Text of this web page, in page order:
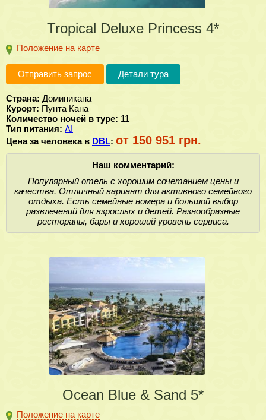
Tropical Deluxe Princess 4*
Положение на карте
Отправить запрос Детали тура
Страна: Доминикана
Курорт: Пунта Кана
Количество ночей в туре: 11
Тип питания: AI
Цена за человека в DBL: от 150 951 грн.
Наш комментарий:
Популярный отель с хорошим сочетанием цены и
качества. Отличный вариант для активного семейного
отдыха. Есть семейные номера и большой выбор
развлечений для взрослых и детей. Разнообразные
рестораны, бары и хороший уровень сервиса.
Ocean Blue & Sand 5*
Положение на карте